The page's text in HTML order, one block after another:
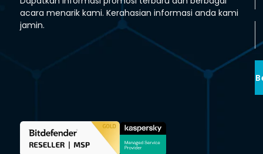
acara menarik kami. Kerahasian informasi anda kami
jamin.